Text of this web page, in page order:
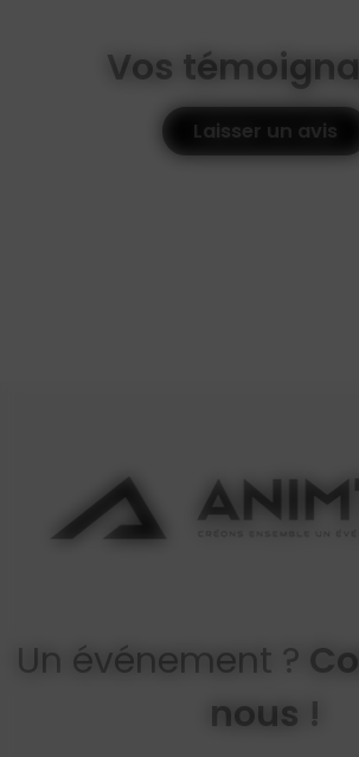
Vos
Laisser un avis
Un événement ?
nous !